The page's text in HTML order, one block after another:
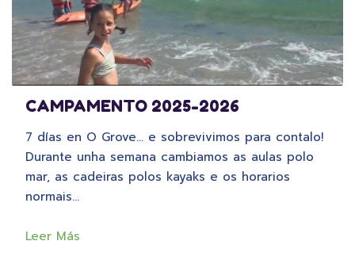
CAMPAMENTO 2025-2026
7 días en O Grove… e sobrevivimos para contalo!
Durante unha semana cambiamos as aulas polo
mar, as cadeiras polos kayaks e os horarios
normais…
Leer Más